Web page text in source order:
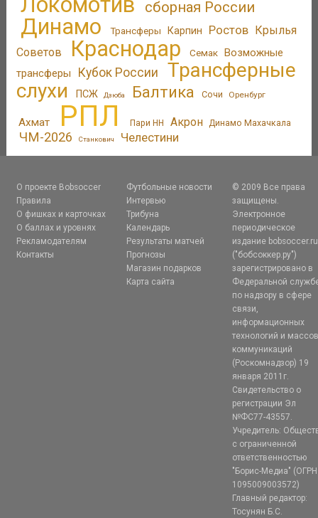
сборная России
Динамо Трансферы Карпин Ростов Крылья
Советов
Краснодар Семак Возможные
трансферы
Кубок России
Трансферные
слухи
ПСЖ Дзюба Балтика Сочи Оренбург
Ахмат РПЛ Пари НН Акрон Динамо Махачкала
ЧМ-2026 Станкович Челестини
О проекте Bobsoccer
Правила
О фишках и карточках
О баллах и уровнях
Рекламодателям
Контакты
Футбольные новости
Интервью
Трибуна
Календарь
Результаты матчей
Прогнозы
Магазин подарков
Карта сайта
© 2009 Все права
защищены.
Электронное
периодическое
издание bobsoccer.ru
("бобсоккер.ру")
зарегистрировано в
Федеральной
по надзору в сфере
связи,
информационных
технологий и
коммуникаций
(Роскомнадзор) 19
января 2011г.
Свидетельство о
регистрации Эл
№ФС77-43557.
Учредитель:
с ограниченной
ответственностью
"Борис-Медиа" (ОГРН
1095009003572)
Главный редактор:
Тосунян Б.С.